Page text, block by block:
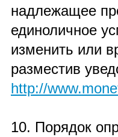
надлежащее
единоличное
изменить или
разместив
http://
10. Порядок